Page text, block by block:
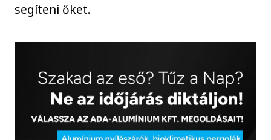
segíteni őket.